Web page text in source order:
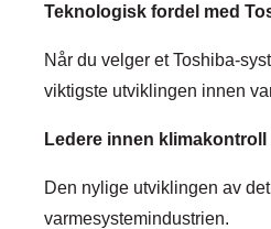
Teknologisk fordel med
Når du velger et Toshiba-
viktigste utviklingen innen
Ledere innen klimakontroll
Den nylige utviklingen av
varmesystemindustrien.